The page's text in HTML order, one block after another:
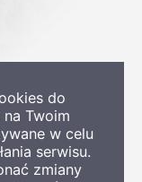
do
Twoim
w celu
serwisu.
zmiany